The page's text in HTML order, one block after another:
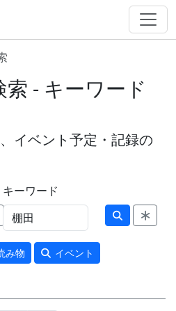
- キーワード
イベント予定・記録の
キーワード
み物 イベント